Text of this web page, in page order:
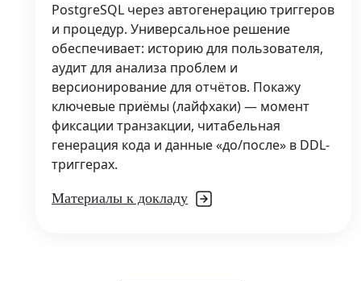
PostgreSQL через автогенерацию триггеров
и процедур. Универсальное решение
обеспечивает: историю для пользователя,
аудит для анализа проблем и
версионирование для отчётов. Покажу
ключевые приёмы (лайфхаки) — момент
фиксации транзакции, читабельная
генерация кода и данные «до/после» в DDL-
триггерах.
Материалы к докладу